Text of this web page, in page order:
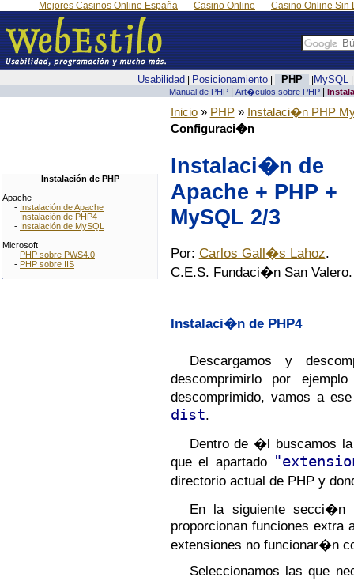
Mejores Casinos Online España Casino Online Casino Online Sin
Usabilidad Posicionamiento PHP MySQL
Manual de PHP| Art�culos sobre PHP|
Inicio» PHP» Instalaci�n PHP
Configuraci�n
Instalaci�n de
Apache + PHP +
MySQL 2/3
Por: Carlos Gall�s Lahoz.
C.E.S. Fundaci�n San Valero.
Instalaci�n de PHP4
Descargamos y
descomprimirlo por
descomprimido, vamos a
dist.
Dentro de �l buscamos
que el apartado
directorio actual de PHP y
En la siguiente secci�n
proporcionan funciones extra
extensiones no funcionar�n
Seleccionamos las que
Instalación de PHP
Apache
- Instalación de Apache
- Instalación de PHP4
- Instalación de MySQL
Microsoft
- PHP sobre PWS4.0
- PHP sobre IIS